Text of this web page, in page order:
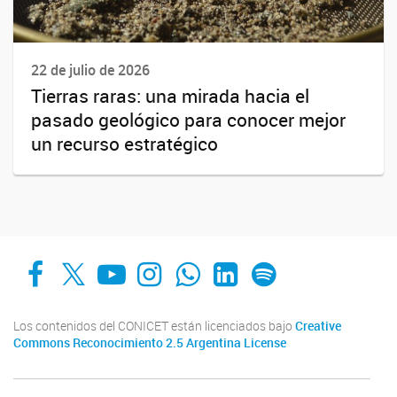
22 de julio de 2026
Tierras raras: una mirada hacia el
pasado geológico para conocer mejor
un recurso estratégico
Facebook
X YouTube
Instagram
Whats AppLinkedIn
Spotify
Los contenidos del CONICET están licenciados bajo Creative
Commons Reconocimiento 2.5 Argentina License